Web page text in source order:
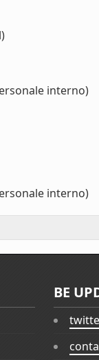
interno)
interno)
BE